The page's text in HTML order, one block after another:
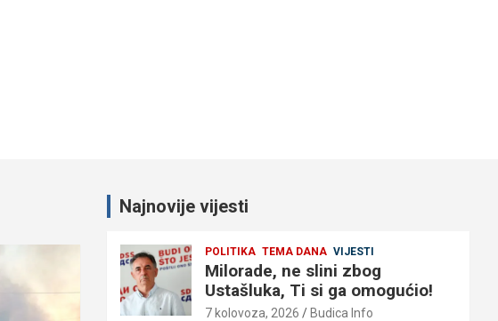
Najnovije vijesti
POLITIKA TEMA DANA VIJESTI
Milorade, ne slini zbog
Ustašluka, Ti si ga omogućio!
7 kolovoza, 2026 Budica Info